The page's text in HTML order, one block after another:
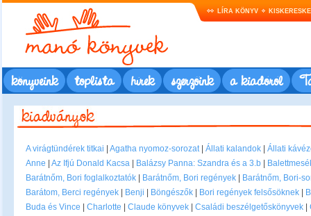
LÍRA KÖNYV
könyveink toplista hírek szerzőink a kiadóról
A virágtündérek titkai Agatha nyomoz-sorozat| Állati kalandok
Állati
Anne
Az Ifjú Donald Kacsa Balázsy Panna: Szandra és a 3.b
Barátnőm, Bori foglalkoztatók
Barátnőm, Bori regények
Barátnőm, Bori-
Barátom, Berci regények
Benji Böngészők Bori regények felsősöknek
Buda és Vince
Charlotte Claude könyvek Családi beszélgetőskönyvek